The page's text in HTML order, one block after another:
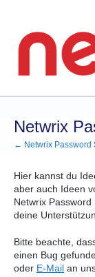
springen
Netwrix
← Netwrix Password
Hier kannst du
aber auch Ideen
Netwrix
deine
Bitte beachte,
einen Bug
oder E-Mail an